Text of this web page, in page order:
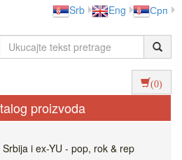
Srb Eng Срп
(0)
proizvoda
i ex-YU - pop, rok & rep